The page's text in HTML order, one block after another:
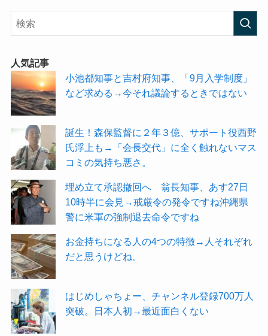
人気記事
小池都知事と吉村府知事、「9月入学制度」
など求める→今それ議論するときではない
誕生！森保監督に２年３億、サポート役西野
氏浮上も→「会長交代」に全く触れないマス
コミの気持ち悪さ。
埋め立て承認撤回へ 翁長知事、あす27日
10時半に会見→戒厳令の発令ですね沖縄県
警に米軍の強制退去命令ですね
お金持ちになる人の4つの特徴→人それぞれ
だと思うけどね。
はじめしゃちょー、チャンネル登録700万人
突破。日本人初→最近面白くない